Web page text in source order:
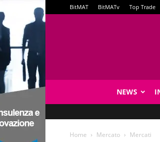
BitMAT BitMATv Top Trade
NEWS
Home Mercato Mercati